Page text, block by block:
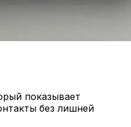
показывает
без лишней